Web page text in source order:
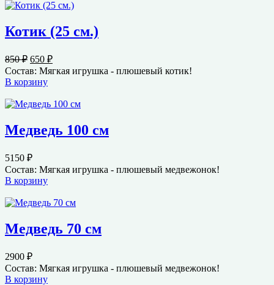
Котик (25 см.)
850₽ Первоначальная
цена
составляла
650 ₽Текущая
цена:
Состав: Мягкая игрушка - плюшевый котик!
В корзину
Медведь 100 см
5150 ₽
Состав: Мягкая игрушка - плюшевый медвежонок!
В корзину
Медведь 70 см
2900 ₽
Состав: Мягкая игрушка - плюшевый медвежонок!
В корзину